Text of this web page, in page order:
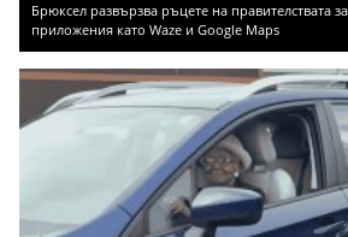
Брюксел развързва ръцете на правителствата
приложения като Waze и Google Maps